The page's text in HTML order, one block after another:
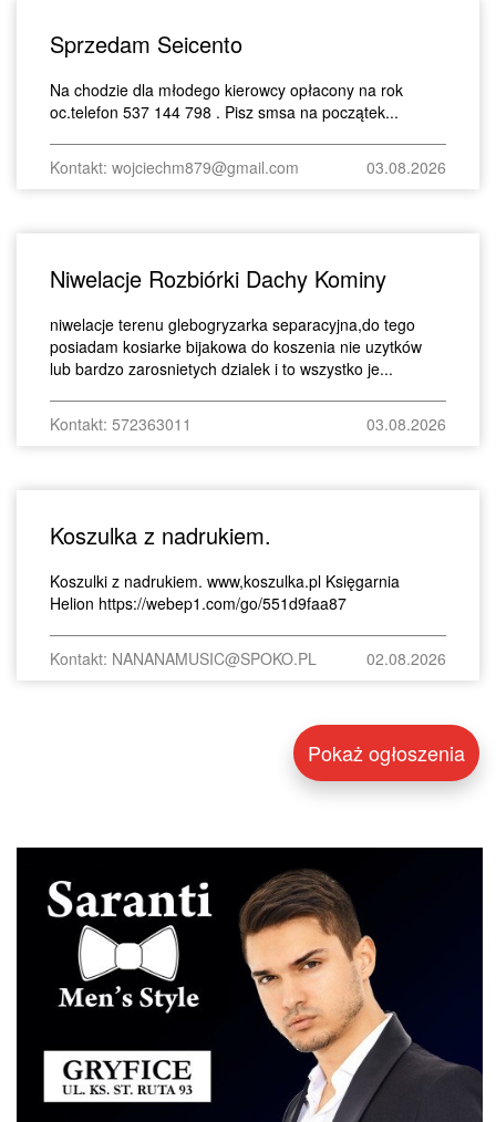
Sprzedam Seicento
Na chodzie dla młodego kierowcy opłacony na rok
oc.telefon 537 144 798 . Pisz smsa na początek...
Kontakt: wojciechm879@gmail.com 03.08.2026
Niwelacje Rozbiórki Dachy Kominy
niwelacje terenu glebogryzarka separacyjna,do tego
posiadam kosiarke bijakowa do koszenia nie uzytków
lub bardzo zarosnietych dzialek i to wszystko je...
Kontakt: 572363011 03.08.2026
Koszulka z nadrukiem.
Koszulki z nadrukiem. www,koszulka.pl Księgarnia
Helion https://webep1.com/go/551d9faa87
Kontakt: NANANAMUSIC@SPOKO.PL 02.08.2026
Pokaż ogłoszenia